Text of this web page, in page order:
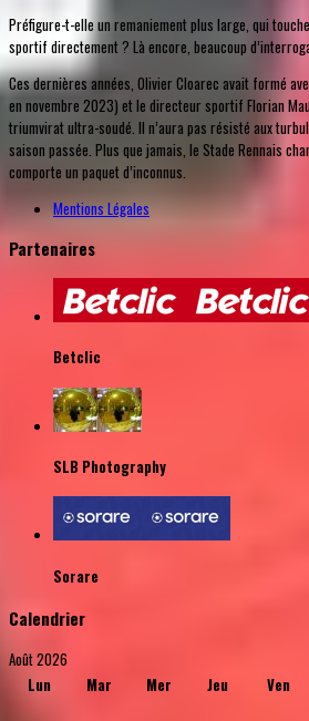
Préfigure-t-elle un remaniement plus large, qui
sportif directement ? Là encore, beaucoup
Ces dernières années, Olivier Cloarec avait formé
en novembre 2023) et le directeur sportif Florian
triumvirat ultra-soudé. Il n’aura pas résisté aux
saison passée. Plus que jamais, le Stade Rennais
comporte un paquet d’inconnus.
Mentions Légales
Partenaires
Betclic
SLB Photography
Sorare
Calendrier
Août 2026
Lun
Mar Mer Jeu Ven